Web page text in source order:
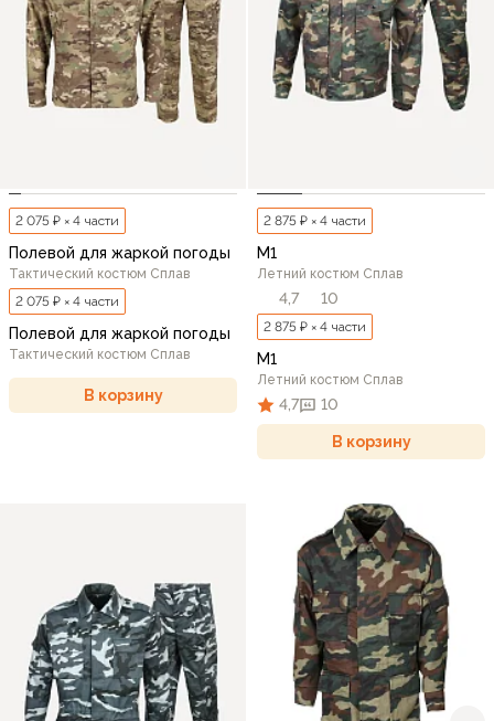
2 075 ₽ × 4 части
Полевой для жаркой погоды
Тактический костюм Сплав
2 075 ₽ × 4 части
Полевой для жаркой погоды
Тактический костюм Сплав
В корзину
2 875 ₽ × 4 части
М1
Летний костюм Сплав
4,7 10
2 875 ₽ × 4 части
М1
Летний костюм Сплав
4,7 10
В корзину